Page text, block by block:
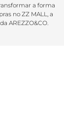
a forma
no ZZ MALL, a
AREZZO&CO.